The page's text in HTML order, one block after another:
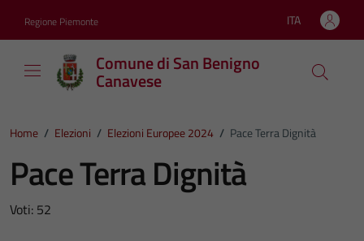
Regione Piemonte Lingua attiva:
ITA
Comune di San Benigno
Canavese
Home / Elezioni / Elezioni Europee 2024 / Pace Terra Dignità
Pace Terra Dignità
Voti: 52